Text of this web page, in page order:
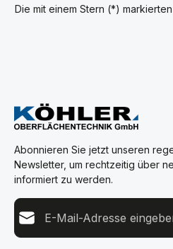
Die mit einem Stern (*)
Abonnieren Sie jetzt unseren
Newsletter, um rechtzeitig über
informiert zu werden.
E-Mail-Adresse*